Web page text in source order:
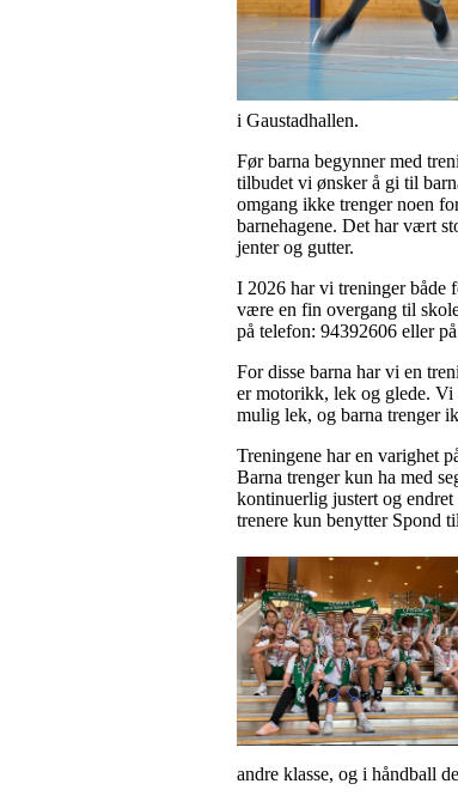
i Gaustadhallen.
Før barna begynner med
tilbudet vi ønsker å gi til
omgang ikke trenger noen
barnehagene. Det har vært
jenter og gutter.
I 2026 har vi treninger både
være en fin overgang til
på telefon: 94392606 eller
For disse barna har vi en
er motorikk, lek og glede. Vi
mulig lek, og barna trenger
Treningene har en varighet
Barna trenger kun ha med
kontinuerlig justert og
trenere kun benytter Spond
andre klasse, og i håndball